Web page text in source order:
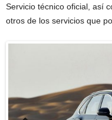
Servicio técnico oficial, así
otros de los servicios que